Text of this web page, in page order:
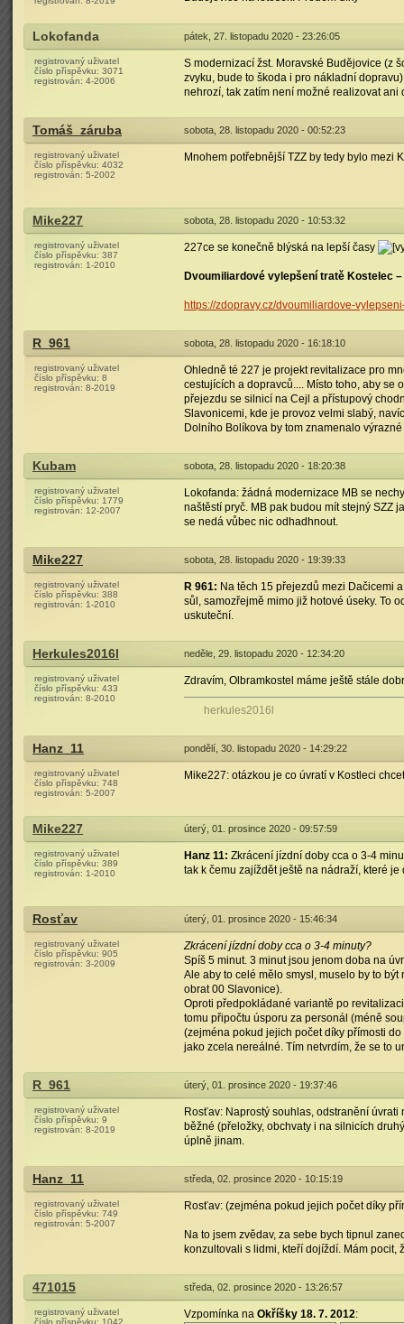
Lokofanda pátek, 27. listopadu 2020 - 23:26:05
registrovaný uživatel
číslo příspěvku: 3071
registrován: 4-2006
S modernizací žst. Moravské Budějovice (z
zvyku, bude to škoda i pro nákladní
nehrozí, tak zatím není možné realizovat ani
Tomáš_záruba sobota, 28. listopadu 2020 - 00:52:23
registrovaný uživatel
číslo příspěvku: 4032
registrován: 5-2002
Mnohem potřebnější TZZ by tedy bylo mezi
Mike227 sobota, 28. listopadu 2020 - 10:53:32
registrovaný uživatel
číslo příspěvku: 387
registrován: 1-2010
227ce se konečně blýská na lepší časy
Dvoumiliardové vylepšení tratě Kostelec
https://zdopravy.cz/dvoumiliardove-
R_961 sobota, 28. listopadu 2020 - 16:18:10
registrovaný uživatel
číslo příspěvku: 8
registrován: 8-2019
Ohledně té 227 je projekt revitalizace pro
cestujících a dopravců.... Místo toho, aby
přejezdu se silnicí na Cejl a přístupový
Slavonicemi, kde je provoz velmi slabý,
Dolního Bolíkova by tom znamenalo
Kubam sobota, 28. listopadu 2020 - 18:20:38
registrovaný uživatel
číslo příspěvku: 1779
registrován: 12-2007
Lokofanda: žádná modernizace MB se
naštěstí pryč. MB pak budou mít stejný SZZ
se nedá vůbec nic odhadhnout.
Mike227 sobota, 28. listopadu 2020 - 19:39:33
registrovaný uživatel
číslo příspěvku: 388
registrován: 1-2010
R 961: Na těch 15 přejezdů mezi Dačicemi
sůl, samozřejmě mimo již hotové úseky. To
uskuteční.
Herkules2016l neděle, 29. listopadu 2020 - 12:34:20
registrovaný uživatel
číslo příspěvku: 433
registrován: 8-2010
Zdravím, Olbramkostel máme ještě stále
herkules2016l
Hanz_11 pondělí, 30. listopadu 2020 - 14:29:22
registrovaný uživatel
číslo příspěvku: 748
registrován: 5-2007
Mike227: otázkou je co úvratí v Kostleci
Mike227 úterý, 01. prosince 2020 - 09:57:59
registrovaný uživatel
číslo příspěvku: 389
registrován: 1-2010
Hanz 11: Zkrácení jízdní doby cca o 3-4
tak k čemu zajíždět ještě na nádraží, které
Rosťav úterý, 01. prosince 2020 - 15:46:34
registrovaný uživatel
číslo příspěvku: 905
registrován: 3-2009
Zkrácení jízdní doby cca o 3-4 minuty?
Spíš 5 minut. 3 minut jsou jenom doba na
Ale aby to celé mělo smysl, muselo by to
obrat 00 Slavonice).
Oproti předpokládané variantě po
tomu připočtu úsporu za personál (méně
(zejména pokud jejich počet díky přímosti
jako zcela nereálné. Tím netvrdím, že se to
R_961 úterý, 01. prosince 2020 - 19:37:46
registrovaný uživatel
číslo příspěvku: 9
registrován: 8-2019
Rosťav: Naprostý souhlas, odstranění
běžné (přeložky, obchvaty i na silnicích
úplně jinam.
Hanz_11 středa, 02. prosince 2020 - 10:15:19
registrovaný uživatel
číslo příspěvku: 749
registrován: 5-2007
Rosťav: (zejména pokud jejich počet díky
Na to jsem zvědav, za sebe bych tipnul
konzultovali s lidmi, kteří dojíždí. Mám
471015 středa, 02. prosince 2020 - 13:26:57
registrovaný uživatel
číslo příspěvku: 1042
Vzpomínka na Okříšky 18. 7. 2012: